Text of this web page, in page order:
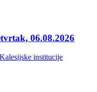
06.08.2026
Kalesijske institucije